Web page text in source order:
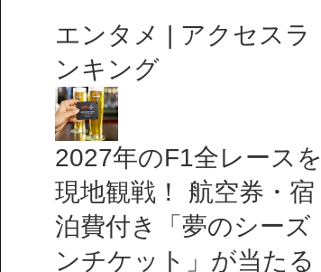
エンタメ | アクセスラ
ンキング
2027年のF1全レースを
現地観戦！ 航空券・宿
泊費付き「夢のシーズ
ンチケット」が当たる